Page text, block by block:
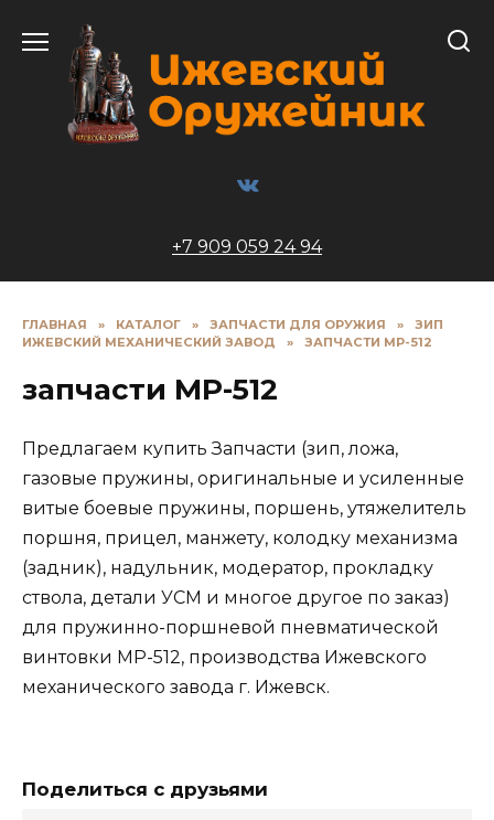
содержанию
+7 909 059 24 94
ГЛАВНАЯ » КАТАЛОГ » ЗАПЧАСТИ ДЛЯ ОРУЖИЯ »
ЗИП
ИЖЕВСКИЙ МЕХАНИЧЕСКИЙ ЗАВОД
» ЗАПЧАСТИ МР-512
запчасти МР-512
Предлагаем купить Запчасти (зип, ложа,
газовые пружины, оригинальные и усиленные
витые боевые пружины, поршень, утяжелитель
поршня, прицел, манжету, колодку механизма
(задник), надульник, модератор, прокладку
ствола, детали УСМ и многое другое по заказ)
для пружинно-поршневой пневматической
винтовки МР-512, производства Ижевского
механического завода г. Ижевск.
Поделиться с друзьями